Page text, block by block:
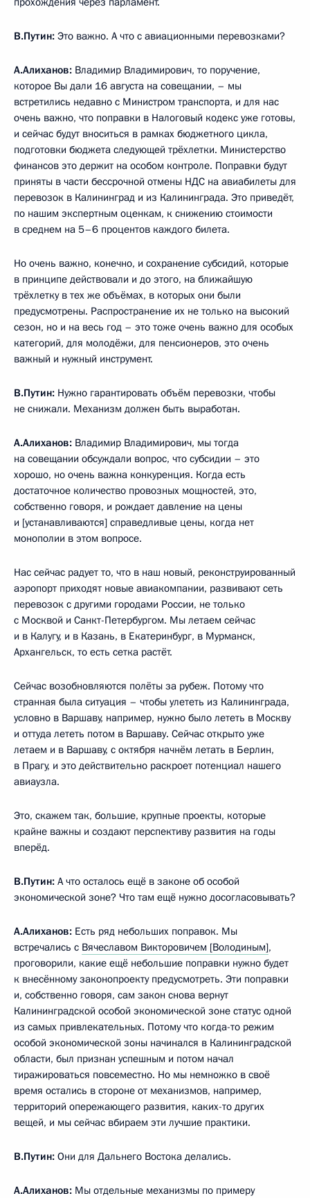
В.Путин: Это важно. А что с авиационными перевозками?
А.Алиханов: Владимир Владимирович, то поручение,
которое Вы дали 16 августа на совещании, – мы
встретились недавно с Министром транспорта, и для нас
очень важно, что поправки в Налоговый кодекс уже готовы,
и сейчас будут вноситься в рамках бюджетного цикла,
подготовки бюджета следующей трёхлетки. Министерство
финансов это держит на особом контроле. Поправки будут
приняты в части бессрочной отмены НДС на авиабилеты для
перевозок в Калининград и из Калининграда. Это приведёт,
по нашим экспертным оценкам, к снижению стоимости
в среднем на 5–6 процентов каждого билета.
Но очень важно, конечно, и сохранение субсидий, которые
в принципе действовали и до этого, на ближайшую
трёхлетку в тех же объёмах, в которых они были
предусмотрены. Распространение их не только на высокий
сезон, но и на весь год – это тоже очень важно для особых
категорий, для молодёжи, для пенсионеров, это очень
важный и нужный инструмент.
В.Путин: Нужно гарантировать объём перевозки, чтобы
не снижали. Механизм должен быть выработан.
А.Алиханов: Владимир Владимирович, мы тогда
на совещании обсуждали вопрос, что субсидии – это
хорошо, но очень важна конкуренция. Когда есть
достаточное количество провозных мощностей, это,
собственно говоря, и рождает давление на цены
и [устанавливаются] справедливые цены, когда нет
монополии в этом вопросе.
Нас сейчас радует то, что в наш новый, реконструированный
аэропорт приходят новые авиакомпании, развивают сеть
перевозок с другими городами России, не только
с Москвой и Санкт-Петербургом. Мы летаем сейчас
и в Калугу, и в Казань, в Екатеринбург, в Мурманск,
Архангельск, то есть сетка растёт.
Сейчас возобновляются полёты за рубеж. Потому что
странная была ситуация – чтобы улететь из Калининграда,
условно в Варшаву, например, нужно было лететь в Москву
и оттуда лететь потом в Варшаву. Сейчас открыто уже
летаем и в Варшаву, с октября начнём летать в Берлин,
в Прагу, и это действительно раскроет потенциал нашего
авиаузла.
Это, скажем так, большие, крупные проекты, которые
крайне важны и создают перспективу развития на годы
вперёд.
В.Путин: А что осталось ещё в законе об особой
экономической зоне? Что там ещё нужно досогласовывать?
А.Алиханов: Есть ряд небольших поправок. Мы
встречались с Вячеславом Викторовичем [Володиным],
проговорили, какие ещё небольшие поправки нужно будет
к внесённому законопроекту предусмотреть. Эти поправки
и, собственно говоря, сам закон снова вернут
Калининградской особой экономической зоне статус одной
из самых привлекательных. Потому что когда-то режим
особой экономической зоны начинался в Калининградской
области, был признан успешным и потом начал
тиражироваться повсеместно. Но мы немножко в своё
время остались в стороне от механизмов, например,
территорий опережающего развития, каких-то других
вещей, и мы сейчас вбираем эти лучшие практики.
В.Путин: Они для Дальнего Востока делались.
А.Алиханов: Мы отдельные механизмы по примеру